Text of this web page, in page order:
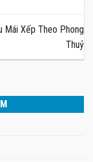
Mái Xếp Theo Phong
Thuỷ